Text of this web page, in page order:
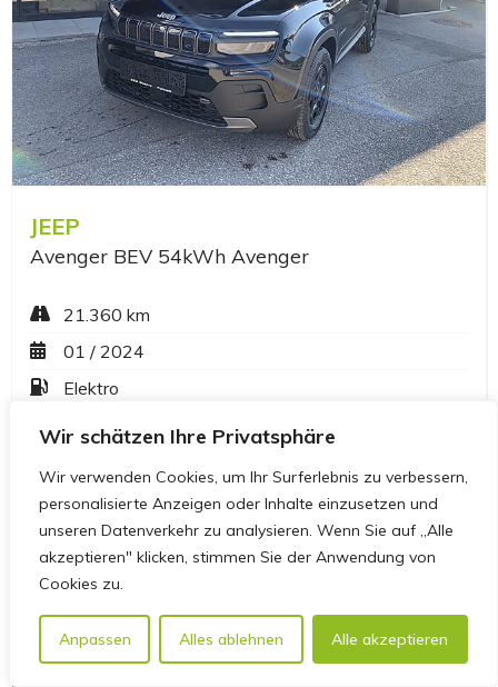
Wir schätzen Ihre Privatsphäre
Wir verwenden Cookies, um Ihr Surferlebnis zu verbessern,
personalisierte Anzeigen oder Inhalte einzusetzen und
unseren Datenverkehr zu analysieren. Wenn Sie auf „Alle
akzeptieren" klicken, stimmen Sie der Anwendung von
Cookies zu.
Anpassen Alles ablehnen Alle akzeptieren